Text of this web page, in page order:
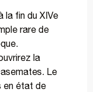
la fin du XIVe
rare de
la
Le
en état de